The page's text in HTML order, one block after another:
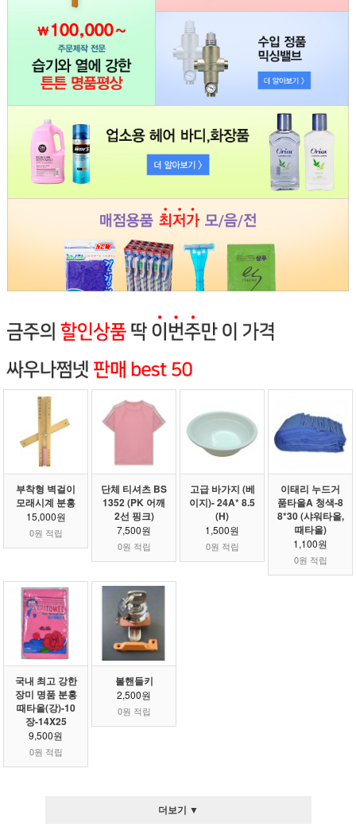
부착형 벽걸이
모래시계 분홍
15,000원
0원 적립
단체 티셔츠 BS
1352 (PK 어깨
2선 핑크)
7,500원
0원 적립
고급 바가지 (베
이지)- 24A* 8.5
(H)
1,500원
0원 적립
이태리 누드거
품타올A 청색-8
8*30 (샤워타올,
때타올)
1,100원
0원 적립
국내 최고 강한
장미 명품 분홍
때타올(강)-10
장-14X25
9,500원
0원 적립
볼핸들키
2,500원
0원 적립
더보기 ▼